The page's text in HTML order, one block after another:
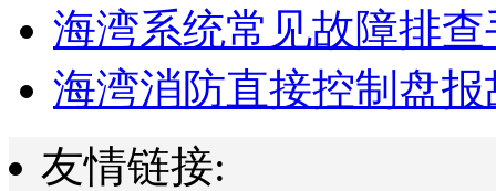
海湾系统常见故障排
海湾消防直接控制盘报
友情链接: